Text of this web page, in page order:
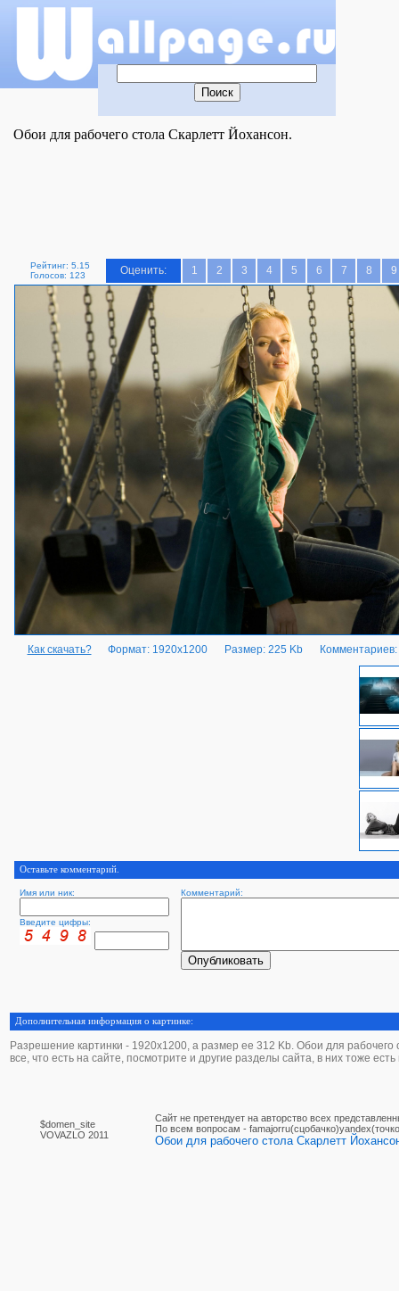
Обои для рабочего стола Скарлетт Йохансон.
Рейтинг: 5.15
Голосов: 123
Оценить: 1 2 3 4 5 6 7 8 9
Как скачать? Формат: 1920x1200 Размер: 225 Kb Комментариев:
Оставьте комментарий.
Имя или ник: Комментарий:
Введите цифры:
Дополнительная информация о картинке:
Разрешение картинки - 1920х1200, а размер ее 312 Kb. Обои для рабочего
все, что есть на сайте, посмотрите и другие разделы сайта, в них тоже
$domen_site
VOVAZLO 2011
Сайт не претендует на авторство всех
По вcем вопросам -
Обои для рабочего стола Скарлетт